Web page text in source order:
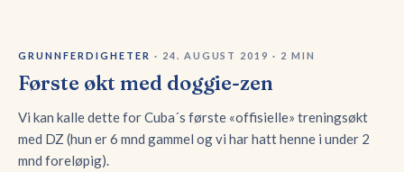
GRUNNFERDIGHETER · 24. AUGUST 2019 · 2 MIN
Første økt med doggie-zen
Vi kan kalle dette for Cuba´s første «offisielle» treningsøkt
med DZ (hun er 6 mnd gammel og vi har hatt henne i under 2
mnd foreløpig).